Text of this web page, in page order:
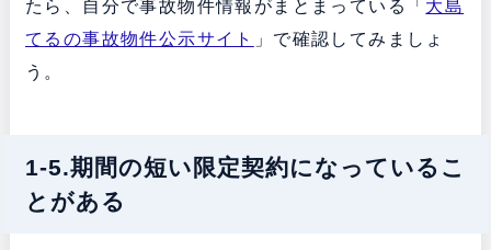
たら、自分で事故物件情報がまとまっている「 大島
てるの事故物件公示サイト
」で確認してみましょ
う。
1-5.期間の短い限定契約になっているこ
とがある